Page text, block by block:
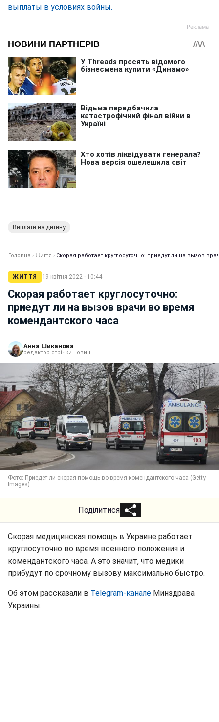
выплаты в условиях войны.
Виплати на дитину
Головна › Життя › Скорая работает круглосуточно: приедут ли на вызов
ЖИТТЯ 19 квітня 2022 · 10:44
Скорая работает круглосуточно:
приедут ли на вызов врачи во время
комендантского часа
Анна Шиканова
редактор стрічки новин
Фото: Приедет ли скорая помощь во время комендантского часа (Getty
Images)
Поділитися
Скорая медицинская помощь в Украине работает
круглосуточно во время военного положения и
комендантского часа. А это значит, что медики
прибудут по срочному вызову максимально быстро.
Об этом рассказали в Telegram-канале Минздрава
Украины.